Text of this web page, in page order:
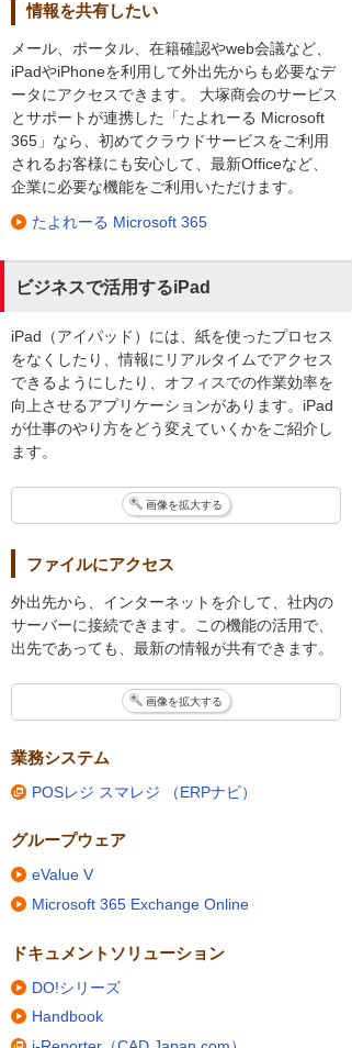
情報を共有したい
メール、ポータル、在籍確認やweb会議など、
iPadやiPhoneを利用して外出先からも必要なデ
ータにアクセスできます。 大塚商会のサービス
とサポートが連携した「たよれーる Microsoft
365」なら、初めてクラウドサービスをご利用
されるお客様にも安心して、最新Officeなど、
企業に必要な機能をご利用いただけます。
たよれーる Microsoft 365
ビジネスで活用するiPad
iPad（アイパッド）には、紙を使ったプロセス
をなくしたり、情報にリアルタイムでアクセス
できるようにしたり、オフィスでの作業効率を
向上させるアプリケーションがあります。iPad
が仕事のやり方をどう変えていくかをご紹介し
ます。
画像を拡大する
ファイルにアクセス
外出先から、インターネットを介して、社内の
サーバーに接続できます。この機能の活用で、
出先であっても、最新の情報が共有できます。
画像を拡大する
業務システム
POSレジ スマレジ （ERPナビ）
グループウェア
eValue V
Microsoft 365 Exchange Online
ドキュメントソリューション
DO!シリーズ
Handbook